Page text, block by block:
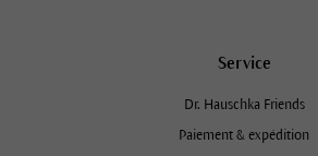
Service
Dr. Hauschka Friends
Paiement & expédition